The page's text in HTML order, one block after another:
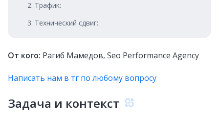
2. Трафик:
3. Технический сдвиг:
От кого: Рагиб Мамедов, Seo Performance Agency
Написать нам в тг по любому вопросу
Задача и контекст